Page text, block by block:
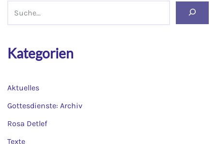
Kategorien
Aktuelles
Gottesdienste: Archiv
Rosa Detlef
Texte